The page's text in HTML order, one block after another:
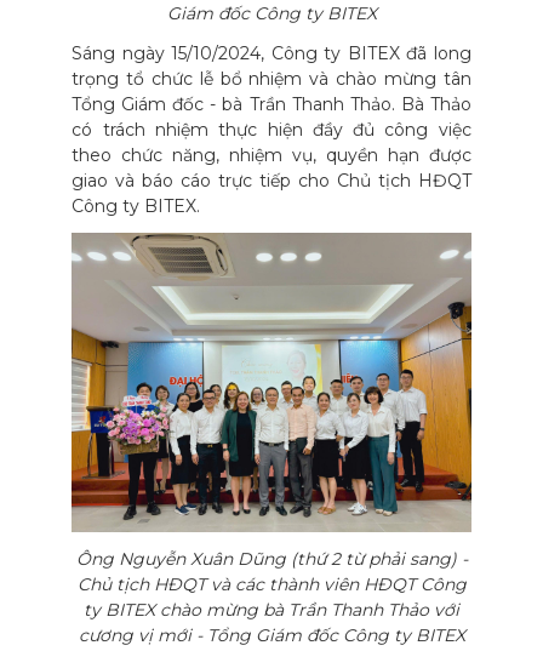
Giám đốc Công ty BITEX
Sáng ngày 15/10/2024, Công ty BITEX đã long
trọng tổ chức lễ bổ nhiệm và chào mừng tân
Tổng Giám đốc - bà Trần Thanh Thảo. Bà Thảo
có trách nhiệm thực hiện đầy đủ công việc
theo chức năng, nhiệm vụ, quyền hạn được
giao và báo cáo trực tiếp cho Chủ tịch HĐQT
Công ty BITEX.
Ông Nguyễn Xuân Dũng (thứ 2 từ phải sang) -
Chủ tịch HĐQT và các thành viên HĐQT Công
ty BITEX chào mừng bà Trần Thanh Thảo với
cương vị mới - Tổng Giám đốc Công ty BITEX